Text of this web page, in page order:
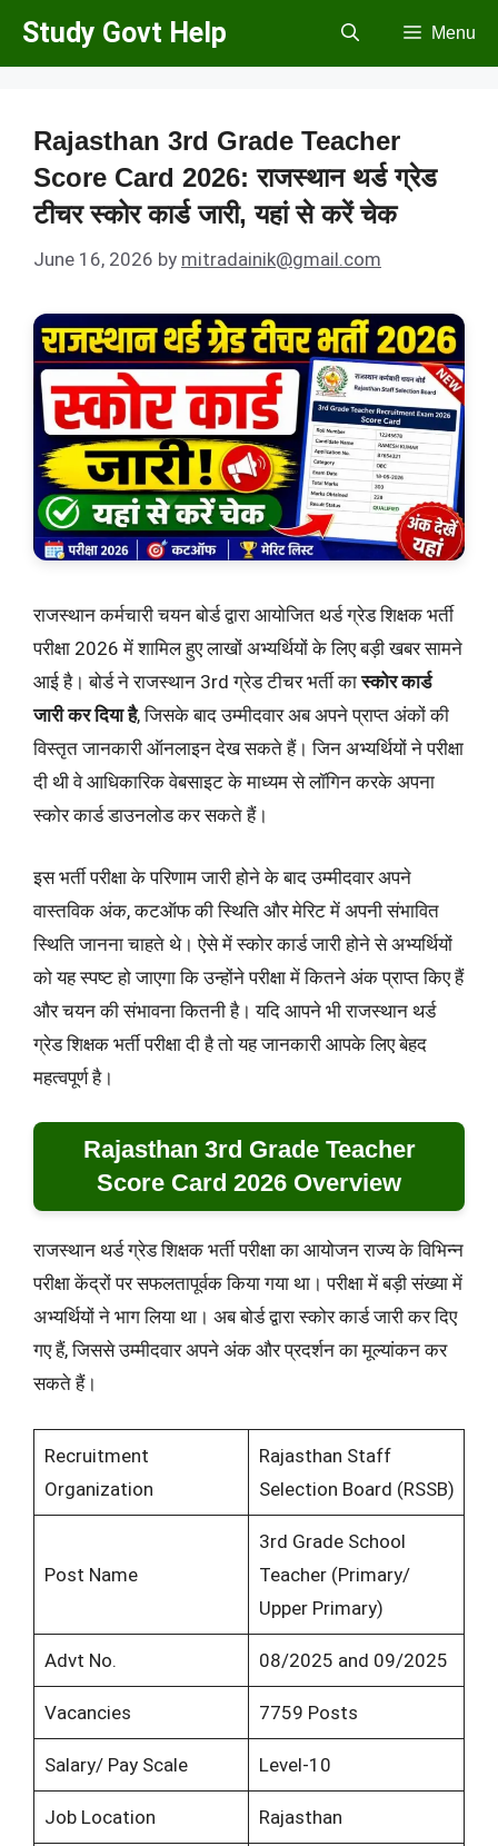
Skip
Study Govt Help Menu
Rajasthan 3rd Grade Teacher
Score Card 2026: राजस्थान थर्ड ग्रेड
टीचर स्कोर कार्ड जारी, यहां से करें चेक
June 16, 2026 by mitradainik@gmail.com
राजस्थान कर्मचारी चयन बोर्ड द्वारा आयोजित थर्ड ग्रेड शिक्षक भर्ती
परीक्षा 2026 में शामिल हुए लाखों अभ्यर्थियों के लिए बड़ी खबर सामने
आई है। बोर्ड ने राजस्थान 3rd ग्रेड टीचर भर्ती कास्कोर कार्ड
जारी कर दिया है, जिसके बाद उम्मीदवार अब अपने प्राप्त अंकों की
विस्तृत जानकारी ऑनलाइन देख सकते हैं। जिन अभ्यर्थियों ने परीक्षा
दी थी वे आधिकारिक वेबसाइट के माध्यम से लॉगिन करके अपना
स्कोर कार्ड डाउनलोड कर सकते हैं।
इस भर्ती परीक्षा के परिणाम जारी होने के बाद उम्मीदवार अपने
वास्तविक अंक, कटऑफ की स्थिति और मेरिट में अपनी संभावित
स्थिति जानना चाहते थे। ऐसे में स्कोर कार्ड जारी होने से अभ्यर्थियों
को यह स्पष्ट हो जाएगा कि उन्होंने परीक्षा में कितने अंक प्राप्त किए हैं
और चयन की संभावना कितनी है। यदि आपने भी राजस्थान थर्ड
ग्रेड शिक्षक भर्ती परीक्षा दी है तो यह जानकारी आपके लिए बेहद
महत्वपूर्ण है।
Rajasthan 3rd Grade Teacher
Score Card 2026 Overview
राजस्थान थर्ड ग्रेड शिक्षक भर्ती परीक्षा का आयोजन राज्य के विभिन्न
परीक्षा केंद्रों पर सफलतापूर्वक किया गया था। परीक्षा में बड़ी संख्या में
अभ्यर्थियों ने भाग लिया था। अब बोर्ड द्वारा स्कोर कार्ड जारी कर दिए
गए हैं, जिससे उम्मीदवार अपने अंक और प्रदर्शन का मूल्यांकन कर
सकते हैं।
Recruitment
Organization
Rajasthan Staff
Selection Board (RSSB)
Post Name
3rd Grade School
Teacher (Primary/
Upper Primary)
Advt No. 08/2025 and 09/2025
Vacancies 7759 Posts
Salary/ Pay Scale Level-10
Job Location Rajasthan